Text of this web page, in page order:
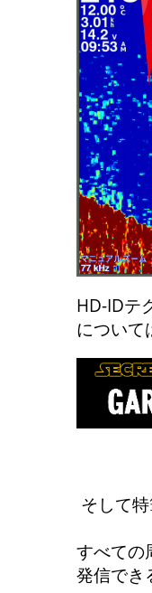
HD-IDテ
について
そして
すべての
発信でき